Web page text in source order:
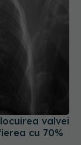
cu 70%